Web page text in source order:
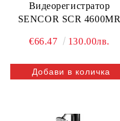
Видеорегистратор
SENCOR SCR 4600MR
€66.47 130.00лв.